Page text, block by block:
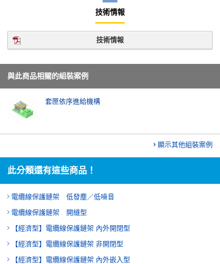
技術情報
技術情報
與此商品相關的組裝案例
套匣依序進給機構
顯示其他組裝案例
此分類還有這些商品！
電纜線保護鏈架 低發塵／低噪音
電纜線保護鏈架 開縫型
【經濟型】電纜線保護鏈架 內外開閉型
【經濟型】電纜線保護鏈架 非開閉型
【經濟型】電纜線保護鏈架 內外嵌入型